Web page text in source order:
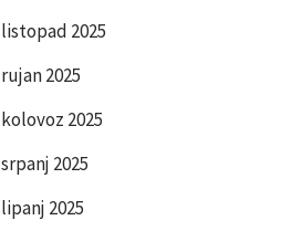
listopad 2025
rujan 2025
kolovoz 2025
srpanj 2025
lipanj 2025